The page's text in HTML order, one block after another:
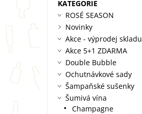
KATEGORIE
ROSÉ SEASON
Novinky
Akce - výprodej skladu
Akce 5+1 ZDARMA
Double Bubble
Ochutnávkové sady
Šampaňské sušenky
Šumivá vína
Champagne